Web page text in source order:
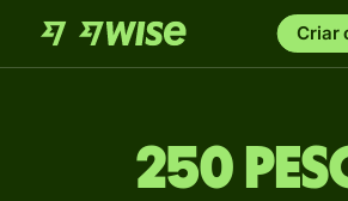
Criar
250